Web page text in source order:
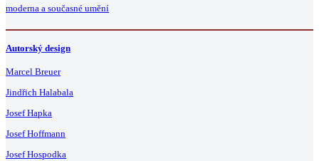
moderna a současné umění
Autorský design
Marcel Breuer
Jindřich Halabala
Josef Hapka
Josef Hoffmann
Josef Hospodka